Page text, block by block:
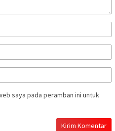
saya pada peramban ini untuk